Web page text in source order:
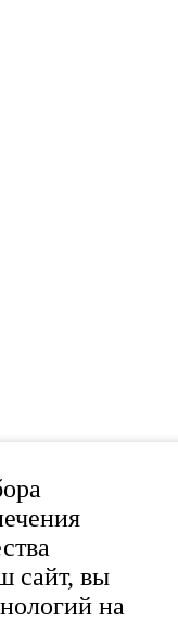
сайт, вы
на